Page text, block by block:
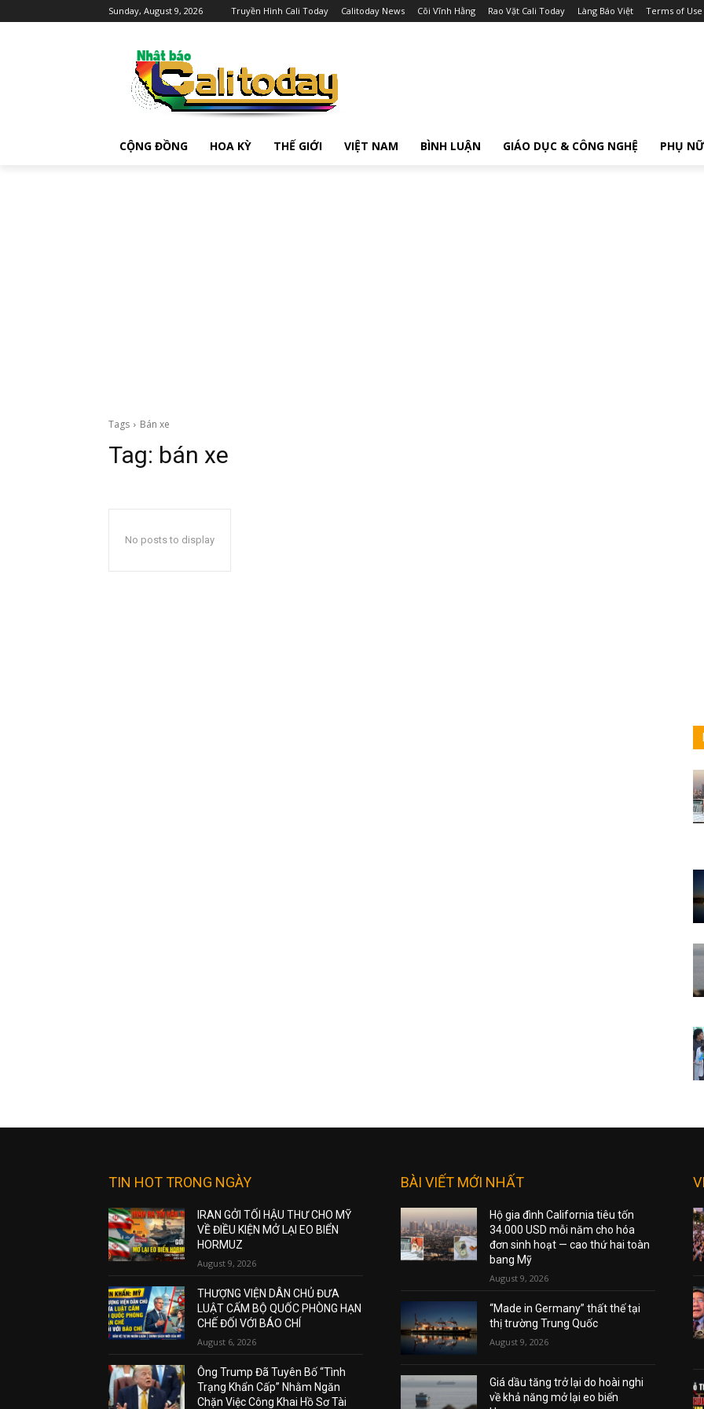
Sunday, August 9, 2026 Truyền Hình Cali Today Calitoday News Cõi Vĩnh Hằng Rao Vặt Cali Today Làng Báo Việt Terms of Use
CỘNG ĐỒNG HOA KỲ THẾ GIỚI VIỆT NAM BÌNH LUẬN GIÁO DỤC & CÔNG NGHỆ PHỤ NỮ
Tags Bán xe
Tag: bán xe
No posts to display
TIN HOT TRONG NGÀY
IRAN GỞI TỐI HẬU THƯ CHO MỸ
VỀ ĐIỀU KIỆN MỞ LẠI EO BIỂN
HORMUZ
August 9, 2026
THƯỢNG VIỆN DÂN CHỦ ĐƯA
LUẬT CẤM BỘ QUỐC PHÒNG HẠN
CHẾ ĐỐI VỚI BÁO CHÍ
August 6, 2026
Ông Trump Đã Tuyên Bố “Tình
Trạng Khẩn Cấp” Nhằm Ngăn
Chặn Việc Công Khai Hồ Sơ Tài
BÀI VIẾT MỚI NHẤT
Hộ gia đình California tiêu tốn
34.000 USD mỗi năm cho hóa
đơn sinh hoạt — cao thứ hai toàn
bang Mỹ
August 9, 2026
“Made in Germany” thất thế tại
thị trường Trung Quốc
August 9, 2026
Giá dầu tăng trở lại do hoài nghi
về khả năng mở lại eo biển